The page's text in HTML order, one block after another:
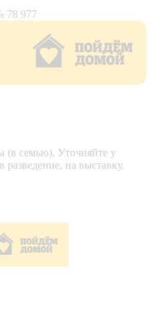
78 977
(в семью). Уточняйте у
на выставку.